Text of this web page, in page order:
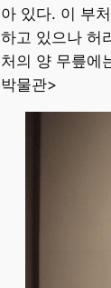
아 있다. 이 부
하고 있으나 허
처의 양 무릎에
박물관>